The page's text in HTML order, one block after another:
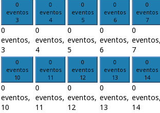
0
eventos
3
0
eventos,
3
0
eventos
4
0
eventos,
4
0
eventos
5
0
eventos,
5
0
eventos
6
0
eventos,
6
0
eventos
7
0
7
0
eventos
10
0
eventos,
10
0
eventos
11
0
eventos,
11
0
eventos
12
0
eventos,
12
0
eventos
13
0
eventos,
13
0
eventos
14
0
14